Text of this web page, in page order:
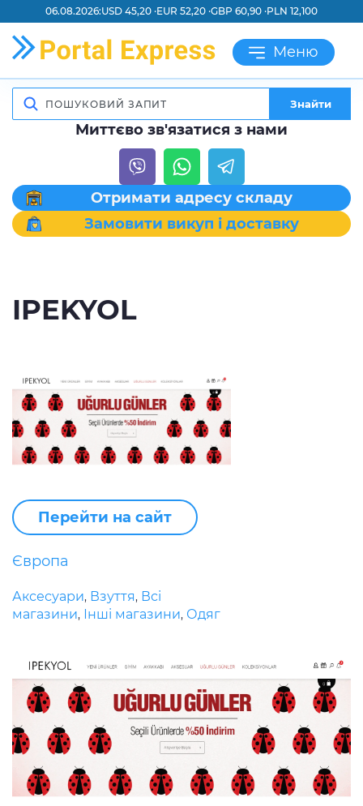
06.08.2026:USD 45,20 ·EUR 52,20 ·GBP 60,90 ·PLN 12,100
Меню
Знайти
Миттєво зв'язатися з нами
Отримати адресу складу
Замовити викуп і доставку
IPEKYOL
Перейти на сайт
Європа
Аксесуари, Взуття, Всі
магазини, Інші магазини, Одяг